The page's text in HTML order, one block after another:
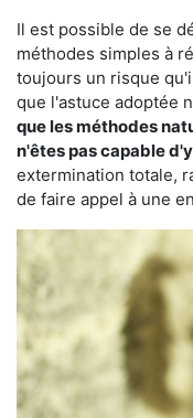
Il est possible de se
méthodes simples à
toujours un risque
que l'astuce adoptée
que les méthodes
n'êtes pas capable
extermination totale,
de faire appel à une